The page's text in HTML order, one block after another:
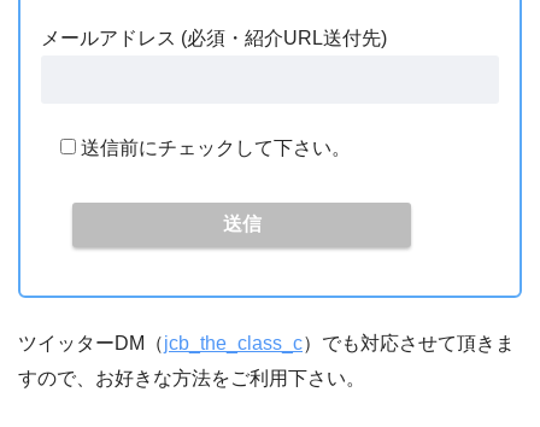
メールアドレス (必須・紹介URL送付先)
送信前にチェックして下さい。
ツイッターDM（jcb_the_class_c）でも対応させて頂きま
すので、お好きな方法をご利用下さい。